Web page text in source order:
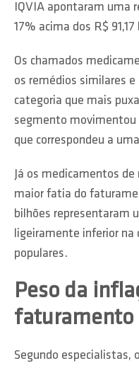
IQVIA apontaram uma
17% acima dos R$
Os chamados
os remédios similares
categoria que mais
segmento movimentou
que correspondeu a
Já os medicamentos
maior fatia do
bilhões representaram
ligeiramente inferior na
populares.
Peso da
faturamento
Segundo especialistas,